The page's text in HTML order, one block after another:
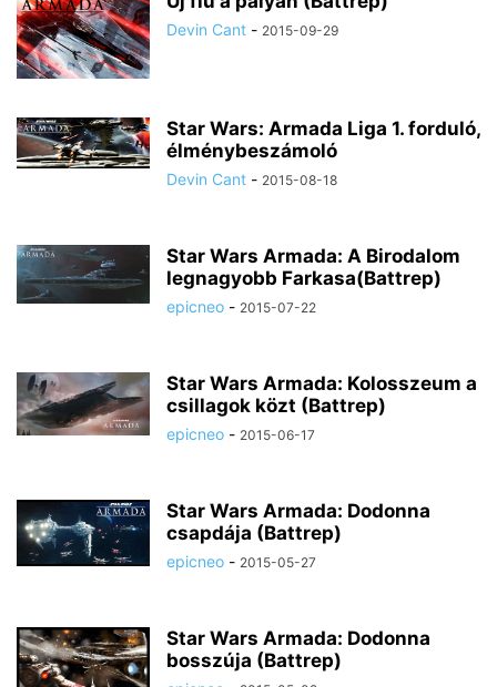
Devin Cant - 2015-09-29
Star Wars: Armada Liga 1. forduló,
élménybeszámoló
Devin Cant - 2015-08-18
Star Wars Armada: A Birodalom
legnagyobb Farkasa(Battrep)
epicneo - 2015-07-22
Star Wars Armada: Kolosszeum a
csillagok közt (Battrep)
epicneo - 2015-06-17
Star Wars Armada: Dodonna
csapdája (Battrep)
epicneo - 2015-05-27
Star Wars Armada: Dodonna
bosszúja (Battrep)